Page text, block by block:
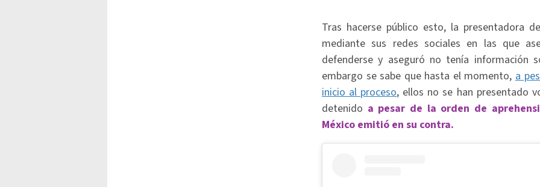
Tras hacerse público esto, la presentadora
mediante sus redes sociales en las que
defenderse y aseguró no tenía información
embargo se sabe que hasta el momento, a
inicio al proceso, ellos no se han presentado
detenido a pesar de la orden de
México emitió en su contra.